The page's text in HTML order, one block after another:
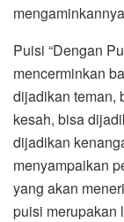
Puisi “Dengan
mencerminkan
dijadikan teman,
kesah, bisa
dijadikan
menyampaikan
yang akan
puisi merupakan